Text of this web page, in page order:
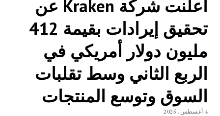
أعلنت شركة Kraken عن
تحقيق إيرادات بقيمة 412
مليون دولار أمريكي في
الربع الثاني وسط تقلبات
السوق وتوسع المنتجات
4 أغسطس، 2025